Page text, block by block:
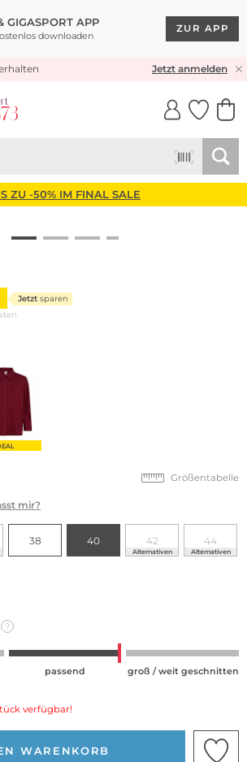
GIGASPORT APP
downloaden
ZUR APP
VERSAND* & RÜCKVERSANDJetzt anmelden
ZU -50% IM FINAL SALE
Jetzt sparen
Größentabelle
mir?
38 40 42
Alternativen
44
Alternativen
?
passend groß / weit geschnitten
verfügbar!
WARENKORB